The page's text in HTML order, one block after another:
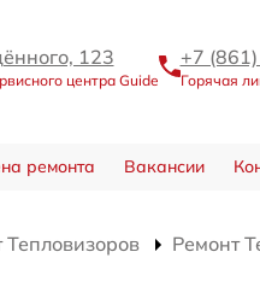
123
центра Guide
+7
Горячая
ремонта Вакансии
Тепловизоров
Ремонт